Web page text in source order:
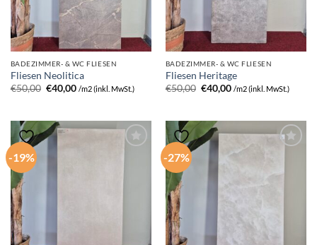
BADEZIMMER- & WC FLIESEN
Fliesen Neolitica
€50,00 Ursprünglicher
Preis
€40,00Aktueller
Preis
/m2 (inkl. MwSt.)
BADEZIMMER- & WC FLIESEN
Fliesen Heritage
€50,00 Ursprünglicher
Preis
€40,00Aktueller
Preis
/m2 (inkl. MwSt.)
-19% -27%